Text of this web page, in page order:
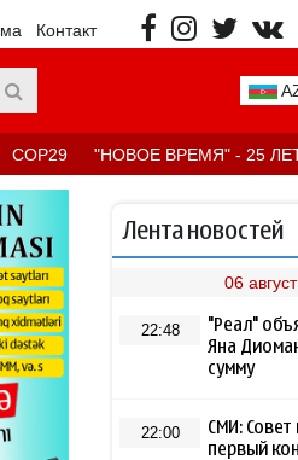
Контакт
COP29 "НОВОЕ ВРЕМЯ" - 25
Лента новостей
06
22:48
"Реал"
Яна
сумму
22:00
СМИ:
первый